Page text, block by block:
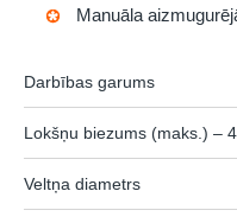
Manuāla
Darbības garums
Lokšņu biezums (maks.) –
Veltņa diametrs